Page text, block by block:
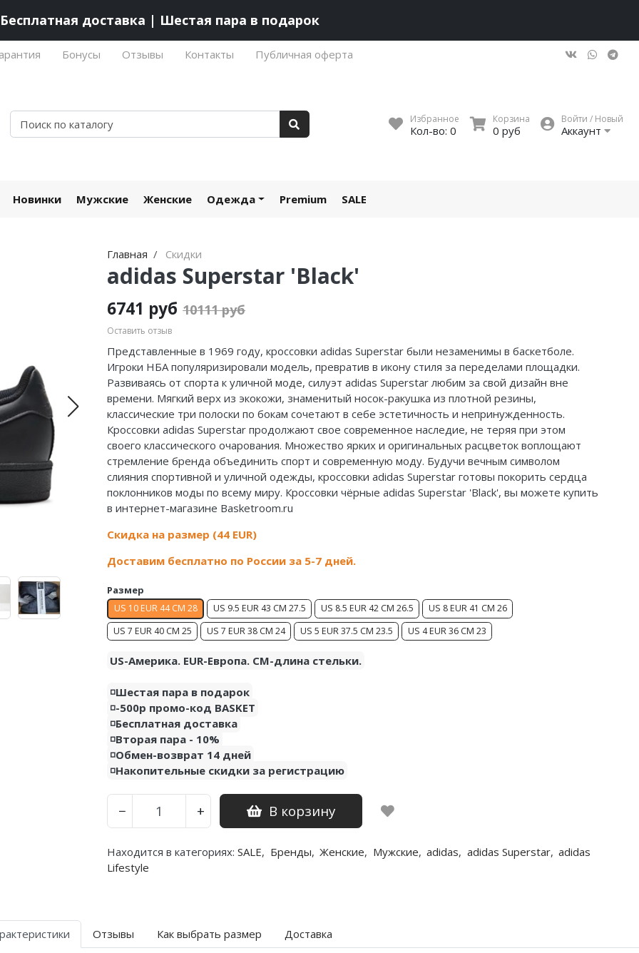
Бесплатная доставка | Шестая пара в подарок
Бонусы Отзывы Контакты Публичная оферта
Избранное
Кол-во: 0
Корзина
0 руб
Войти / Новый
Аккаунт
Новинки Мужские Женские Одежда Premium SALE
Главная Скидки
adidas Superstar 'Black'
6741 руб 10111 руб
Оставить отзыв
Представленные в 1969 году, кроссовки adidas Superstar были незаменимы в баскетболе.
Игроки НБА популяризировали модель, превратив в икону стиля за переделами площадки.
Развиваясь от спорта к уличной моде, силуэт adidas Superstar любим за свой дизайн вне
времени. Мягкий верх из экокожи, знаменитый носок-ракушка из плотной резины,
классические три полоски по бокам сочетают в себе эстетичность и непринужденность.
Кроссовки adidas Superstar продолжают свое современное наследие, не теряя при этом
своего классического очарования. Множество ярких и оригинальных расцветок воплощают
стремление бренда объединить спорт и современную моду. Будучи вечным символом
слияния спортивной и уличной одежды, кроссовки adidas Superstar готовы покорить сердца
поклонников моды по всему миру. Кроссовки чёрные adidas Superstar 'Black', вы можете купить
в интернет-магазине Basketroom.ru
Скидка на размер (44 EUR)
Доставим бесплатно по России за 5-7 дней.
Размер
US 10 EUR 44 CM 28 US 9.5 EUR 43 CM 27.5 US 8.5 EUR 42 CM 26.5
US 8 EUR 41 CM 26
US 7 EUR 40 CM 25
US 7 EUR 38 CM 24 US 5 EUR 37.5 CM 23.5 US 4 EUR 36 CM 23
US-Америка. EUR-Европа. CM-длина стельки.
◽️Шестая пара в подарок
◽️-500р промо-код BASKET
◽️Бесплатная доставка
◽️Вторая пара - 10%
◽️Обмен-возврат 14 дней
◽️Накопительные скидки за регистрацию
− + В корзину
Находится в категориях: SALE, Бренды, Женские, Мужские, adidas, adidas Superstar, adidas
Lifestyle
Отзывы Как выбрать размер Доставка